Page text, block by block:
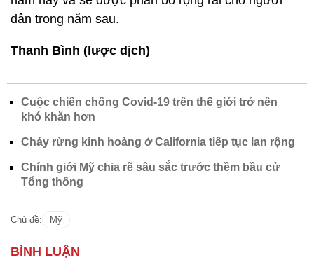
dân trong năm sau.
Thanh Bình (lược dịch)
Cuộc chiến chống Covid-19 trên thế giới trở nên
khó khăn hơn
Cháy rừng kinh hoàng ở California tiếp tục lan rộng
Chính giới Mỹ chia rẽ sâu sắc trước thềm bầu cử
Tổng thống
Chủ đề: Mỹ